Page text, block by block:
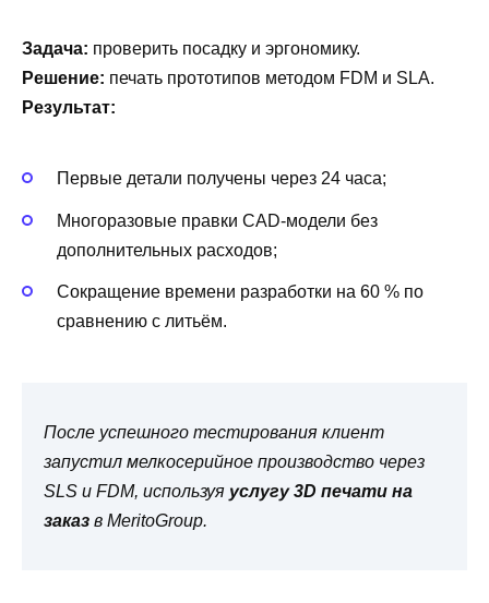
Задача: проверить посадку и эргономику.
Решение: печать прототипов методом FDM и SLA.
Результат:
Первые детали получены через 24 часа;
Многоразовые правки CAD-модели без
дополнительных расходов;
Сокращение времени разработки на 60 % по
сравнению с литьём.
После успешного тестирования клиент
запустил мелкосерийное производство через
SLS и FDM, используя услугу 3D печати на
заказ в MeritoGroup.